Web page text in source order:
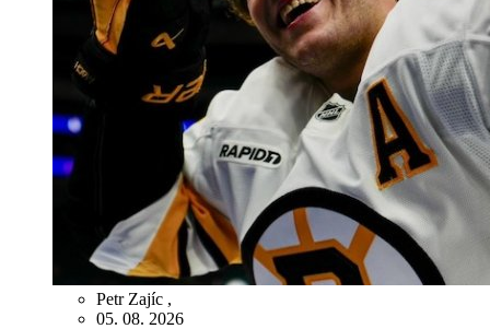
Petr Zajíc ,
05. 08. 2026